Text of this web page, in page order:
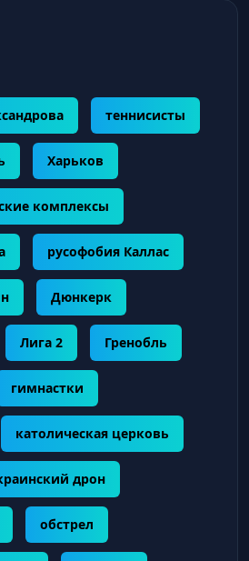
теннисисты
Харьков
комплексы
русофобия Каллас
Дюнкерк
Лига 2 Гренобль
гимнастки
католическая церковь
дрон
обстрел